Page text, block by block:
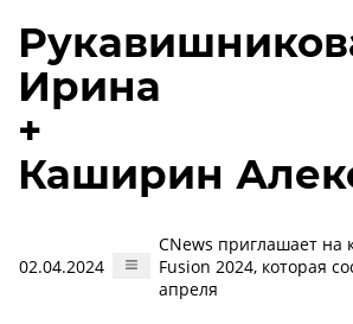
Ирина
+
Каширин
02.04.2024
CNews приглашает
Fusion 2024, которая
апреля